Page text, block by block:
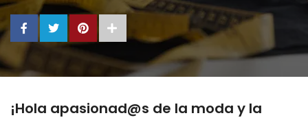
¡Hola apasionad@s de la moda y la